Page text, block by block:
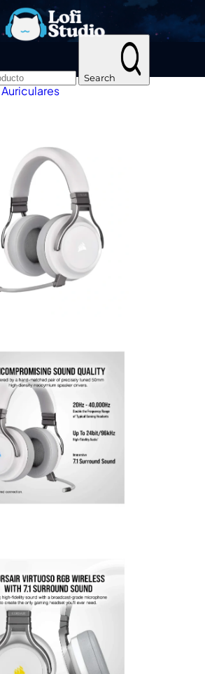
Skip to main content
Search
Auriculares